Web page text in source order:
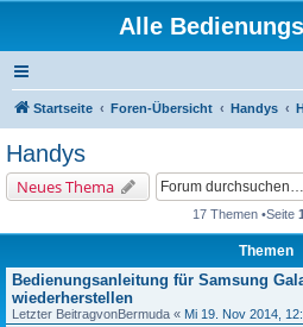
Alle
Startseite Foren-Übersicht Handys
Handys
Neues Thema
17 Themen •Seite 1
Themen
Bedienungsanleitung für Samsung
wiederherstellen
Letzter BeitragvonBermuda « Mi 19. Nov 2014,